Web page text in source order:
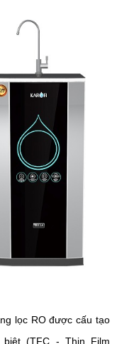
lọc RO được cấu tạo
(TFC - Thin Film